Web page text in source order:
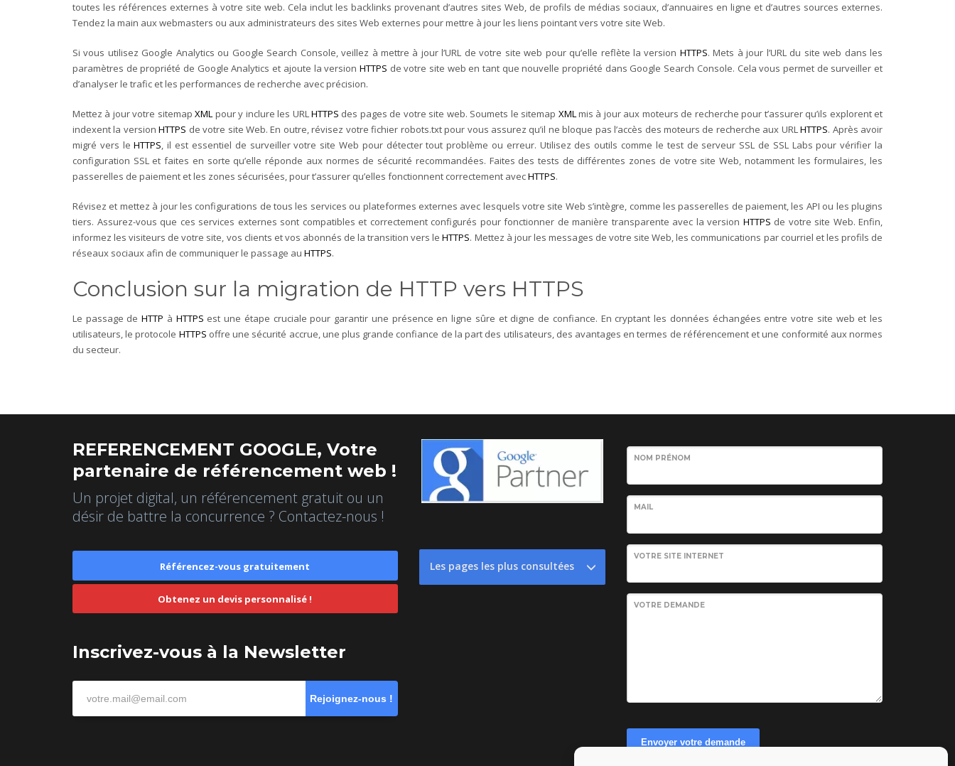
toutes les références externes à votre site web. Cela inclut les backlinks provenant d’autres sites Web, de profils de médias sociaux, d’annuaires en ligne et d’autres sources externes.
Tendez la main aux webmasters ou aux administrateurs des sites Web externes pour mettre à jour les liens pointant vers votre site Web.
Si vous utilisez Google Analytics ou Google Search Console, veillez à mettre à jour l’URL de votre site web pour qu’elle reflète la version HTTPS. Mets à jour l’URL du site web dans les
paramètres de propriété de Google Analytics et ajoute la version HTTPS de votre site web en tant que nouvelle propriété dans Google Search Console. Cela vous permet de surveiller et
d’analyser le trafic et les performances de recherche avec précision.
Mettez à jour votre sitemapXML pour y inclure les URLHTTPS des pages de votre site web. Soumets le sitemap XMLmis à jour aux moteurs de recherche pour t’assurer qu’ils explorent et
indexent la versionHTTPS de votre site Web. En outre, révisez votre fichier robots.txt pour vous assurez qu’il ne bloque pas l’accès des moteurs de recherche aux URLHTTPS. Après avoir
migré vers leHTTPS, il est essentiel de surveiller votre site Web pour détecter tout problème ou erreur. Utilisez des outils comme le test de serveur SSL de SSL Labs pour vérifier la
configuration SSL et faites en sorte qu’elle réponde aux normes de sécurité recommandées. Faites des tests de différentes zones de votre site Web, notamment les formulaires, les
passerelles de paiement et les zones sécurisées, pour t’assurer qu’elles fonctionnent correctement avecHTTPS.
Révisez et mettez à jour les configurations de tous les services ou plateformes externes avec lesquels votre site Web s’intègre, comme les passerelles de paiement, les API ou les plugins
tiers. Assurez-vous que ces services externes sont compatibles et correctement configurés pour fonctionner de manière transparente avec la version HTTPS de votre site Web. Enfin,
informez les visiteurs de votre site, vos clients et vos abonnés de la transition vers leHTTPS. Mettez à jour les messages de votre site Web, les communications par courriel et les profils de
réseaux sociaux afin de communiquer le passage au HTTPS.
Conclusion sur la migration de HTTP vers HTTPS
Le passage deHTTP à HTTPS est une étape cruciale pour garantir une présence en ligne sûre et digne de confiance. En cryptant les données échangées entre votre site web et les
utilisateurs, le protocole HTTPS offre une sécurité accrue, une plus grande confiance de la part des utilisateurs, des avantages en termes de référencement et une conformité aux normes
du secteur.
REFERENCEMENT GOOGLE, Votre
partenaire de référencement web !
Un projet digital, un référencement gratuit ou un
désir de battre la concurrence ? Contactez-nous !
Référencez-vous gratuitement
Obtenez un devis personnalisé !
Inscrivez-vous à la Newsletter
Rejoignez-nous !
Les pages les plus consultées
NOM PRÉNOM
MAIL
VOTRE SITE INTERNET
VOTRE DEMANDE
Envoyer votre demande